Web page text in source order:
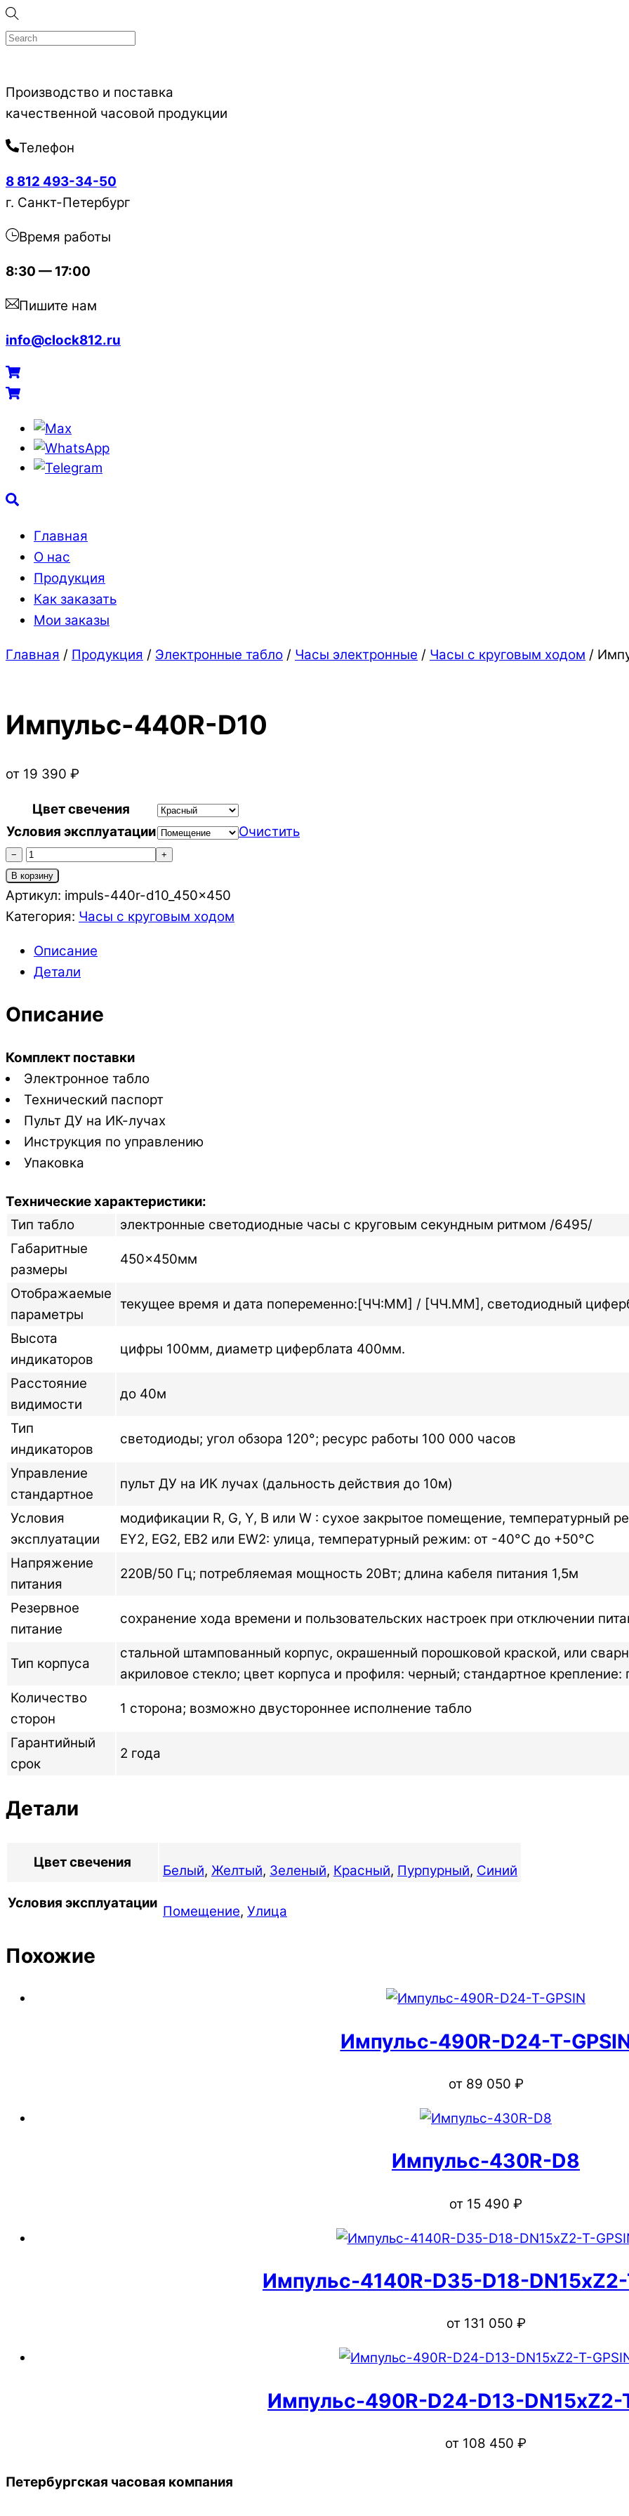
Skip
to
Производство и поставка
качественной часовой продукции
Телефон
8 812 493-34-50
г. Санкт-Петербург
Время работы
8:30 — 17:00
Пишите нам
info@clock812.ru
Menu
Cart
Cart
WhatsApp
Search
Главная
О нас
Продукция
Как заказать
Мои заказы
Close
Close
Главная / Продукция / Электронные табло / Часы электронные / Часы c круговым ходом /
Импульс-440R-D10
от 19 390 ₽
Цвет свечения
Условия эксплуатации
Очистить
−
Количество
товара
Импульс-440R-
D10
+
В корзину
Артикул: impuls-440r-d10_450x450
Категория: Часы c круговым ходом
Описание
Детали
Описание
Комплект поставки
Электронное табло
Технический паспорт
Пульт ДУ на ИК-лучах
Инструкция по управлению
Упаковка
Технические характеристики:
Тип табло
электронные светодиодные часы с круговым секундным ритмом /6495/
Габаритные
размеры
450×450мм
Отображаемые
параметры
текущее время и дата попеременно:[ЧЧ:ММ] / [ЧЧ.ММ], светодиодный
Высота
индикаторов
цифры 100мм, диаметр циферблата 400мм.
Расстояние
видимости
до 40м
Тип
индикаторов
светодиоды; угол обзора 120°; ресурс работы 100 000 часов
Управление
стандартное
пульт ДУ на ИК лучах (дальность действия до 10м)
Условия
эксплуатации
модификации R, G, Y, B или W : сухое закрытое помещение, температурный
EY2, EG2, EB2 или EW2: улица, температурный режим: от -40°C до +50°C
Напряжение
питания
220В/50 Гц; потребляемая мощность 20Вт; длина кабеля питания 1,5м
Резервное
питание
сохранение хода времени и пользовательских настроек при отключении
Тип корпуса
стальной штампованный корпус, окрашенный порошковой краской, или
акриловое стекло; цвет корпуса и профиля: черный; стандартное крепление:
Количество
сторон
1 сторона; возможно двустороннее исполнение табло
Гарантийный
срок
2 года
Детали
Цвет свечения
Белый, Желтый, Зеленый, Красный, Пурпурный, Синий
Условия эксплуатации
Помещение, Улица
Похожие
Импульс-490R-D24-T-
от 89 050 ₽
Импульс-430R-D8
от 15 490 ₽
Импульс-4140R-D35-D18-DN15xZ2-
от 131 050 ₽
Импульс-490R-D24-D13-DN15xZ2-
от 108 450 ₽
Back
Петербургская часовая компания